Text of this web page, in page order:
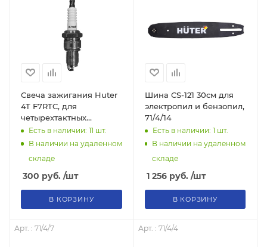
Свеча зажигания Huter
4T F7RTC, для
четырехтактных
бензиновых двигателей,
71/2/28
Есть в наличии: 11 шт.
В наличии на удаленном
складе
300 руб. /шт
В КОРЗИНУ
Шина CS-121 30см для
электропил и бензопил,
71/4/14
Есть в наличии: 1 шт.
В наличии на удаленном
складе
1 256руб. /шт
В КОРЗИНУ
Арт. : 71/4/7 Арт. : 71/4/4